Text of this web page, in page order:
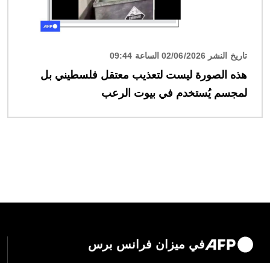
تاريخ النشر 02/06/2026 الساعة 09:44
هذه الصورة ليست لتعذيب معتقل فلسطيني بل
لمجسم يُستخدم في بيوت الرعب
في ميزان فرانس برس